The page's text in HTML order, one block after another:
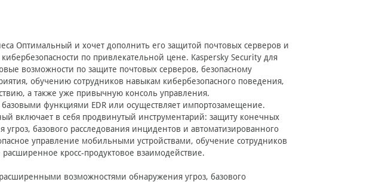
Оптимальный и хочет дополнить его защитой почтовых серверов и
по привлекательной цене. Kaspersky Security для
возможности по защите почтовых серверов, безопасному
обучению сотрудников навыкам кибербезопасного поведения,
а также уже привычную консоль управления.
функциями EDR или осуществляет импортозамещение.
включает в себя продвинутый инструментарий: защиту конечных
базового расследования инцидентов и автоматизированного
управление мобильными устройствами, обучение сотрудников
кросс-продуктовое взаимодействие.
возможностями обнаружения угроз, базового